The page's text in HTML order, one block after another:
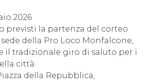
2026
previsti la partenza del corteo
della Pro Loco Monfalcone,
il tradizionale giro di saluto per i
città.
della Repubblica,